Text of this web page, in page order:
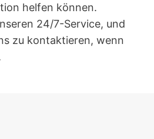
helfen können.
24/7-Service, und
zu kontaktieren, wenn